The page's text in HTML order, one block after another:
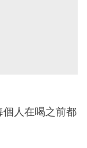
人在喝之前都